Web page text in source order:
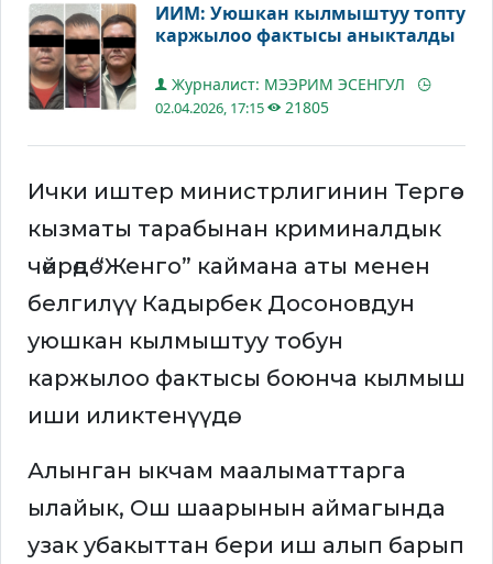
ИИМ: Уюшкан кылмыштуу топту
каржылоо фактысы аныкталды
Журналист: МЭЭРИМ ЭСЕНГУЛ
02.04.2026, 17:15 21805
Ички иштер министрлигинин Тергөө
кызматы тарабынан криминалдык
чөйрөдө “Женго” каймана аты менен
белгилүү Кадырбек Досоновдун
уюшкан кылмыштуу тобун
каржылоо фактысы боюнча кылмыш
иши иликтенүүдө.
Алынган ыкчам маалыматтарга
ылайык, Ош шаарынын аймагында
узак убакыттан бери иш алып барып